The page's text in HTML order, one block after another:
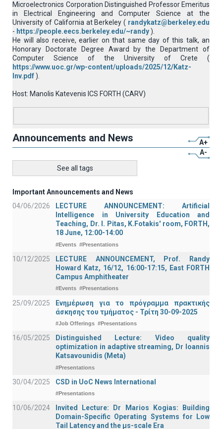
Microelectronics Corporation Distinguished Professor Emeritus
in Electrical Engineering and Computer Science at the
University of California at Berkeley ( randykatz@berkeley.edu
- https://people.eecs.berkeley.edu/~randy).
He will also receive, earlier on that same day of this talk, an
Honorary Doctorate Degree Award by the Department of
Computer Science of the University of Crete (
https://www.uoc.gr/wp-content/uploads/2025/12/Katz-
Inv.pdf).
Host: Manolis Katevenis ICS FORTH (CARV)
Announcements and News
A+
A-
See all tags
Important Announcements and News
04/06/2026
LECTURE ANNOUNCEMENT: Artificial
Intelligence in University Education and
Teaching, Dr. I. Pitas, K.Fotakis' room, FORTH,
18 June, 12:00-14:00
#Events #Presentations
10/12/2025
LECTURE ANNOUNCEMENT, Prof. Randy
Howard Katz, 16/12, 16:00-17:15, East FORTH
Campus Amphitheater
#Events #Presentations
25/09/2025
Ενημέρωση για το πρόγραμμα πρακτικής
άσκησης του τμήματος - Τρίτη 30-09-2025
#Job Offerings #Presentations
16/05/2025
Distinguished Lecture: Video quality
optimization in adaptive streaming, Dr Ioannis
Katsavounidis (Meta)
#Presentations
30/04/2025 CSD in UoC News International
#Presentations
10/06/2024
Invited Lecture: Dr Marios Kogias: Building
Domain-Specific Operating Systems for Low
Tail Latency and the μs-scale Era